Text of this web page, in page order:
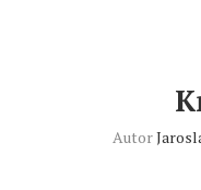
Autor